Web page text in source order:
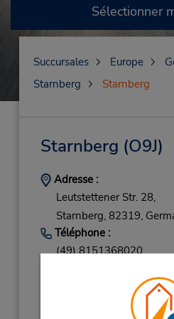
Sélectionner
Succursales Europe
Starnberg
Starnberg
Starnberg (O9J)
Adresse :
Leutstettener Str. 28,
Starnberg, 82319,
Téléphone :
(49) 8151368020
Mon - Fri 8:00 AM -